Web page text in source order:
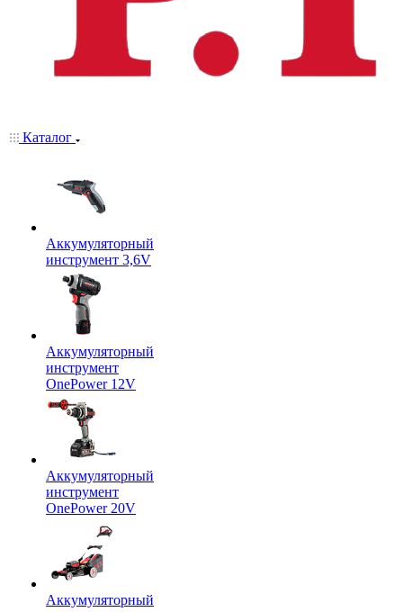
Каталог
Аккумуляторный
инструмент 3,6V
Аккумуляторный
инструмент
OnePower 12V
Аккумуляторный
инструмент
OnePower 20V
Аккумуляторный